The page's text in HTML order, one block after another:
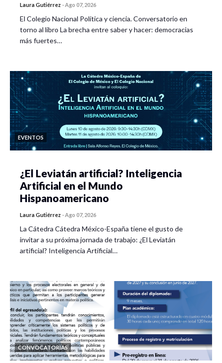
Laura Gutiérrez -Ago 07, 2026
El Colegio Nacional Política y ciencia. Conversatorio en
torno al libro La brecha entre saber y hacer: democracias
más fuertes…
EVENTOS
¿El Leviatán artificial? Inteligencia
Artificial en el Mundo
Hispanoamericano
Laura Gutiérrez -Ago 07, 2026
La Cátedra Cátedra México-España tiene el gusto de
invitar a su próxima jornada de trabajo: ¿El Leviatán
artificial? Inteligencia Artificial…
CONVOCATORIAS